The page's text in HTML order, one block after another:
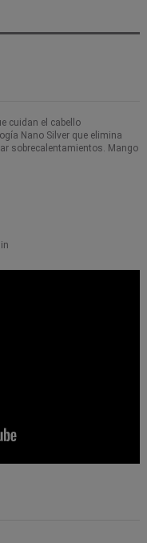
cuidan el cabello
Nano Silver que elimina
sobrecalentamientos. Mango